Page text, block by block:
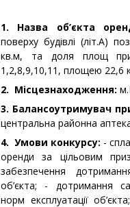
1. Назва об’єкта
поверху будівлі (літ.А)
кв.м, та доля площ
1,2,8,9,10,11, площею 22,6
2. Місцезнаходження:
3. Балансоутримувач
центральна районна
4. Умови конкурсу: -
оренди за цільовим
забезпечення
об’єкта; - дотримання
норм експлуатації